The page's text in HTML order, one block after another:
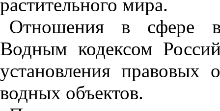
растительного мира.
Отношения в сфере
Водным кодексом
установления правовых
водных объектов.